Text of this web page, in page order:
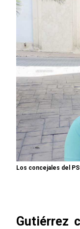
Los concejales del
Gutiérrez